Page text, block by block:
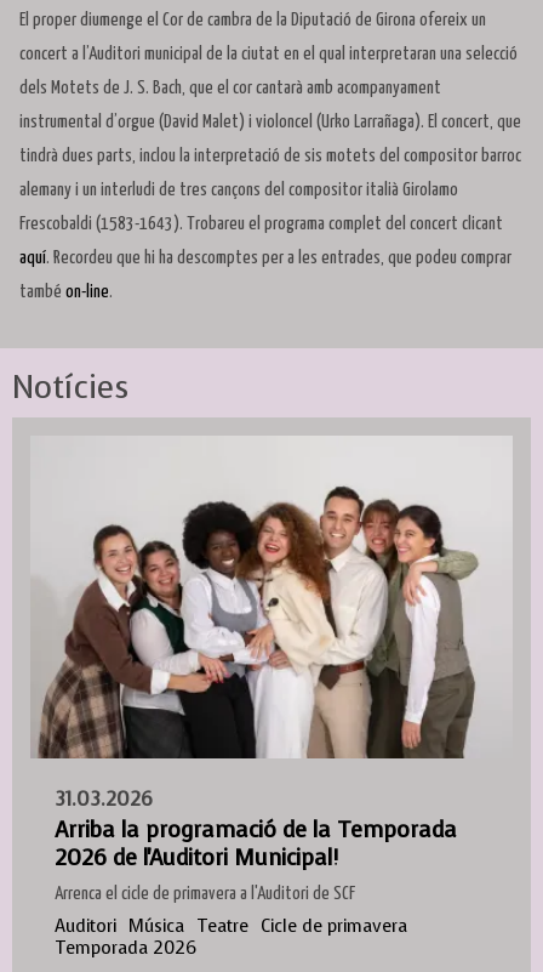
El proper diumenge el Cor de cambra de la Diputació de Girona ofereix un
concert a l’Auditori municipal de la ciutat en el qual interpretaran una selecció
dels Motets de J. S. Bach, que el cor cantarà amb acompanyament
instrumental d’orgue (David Malet) i violoncel (Urko Larrañaga). El concert, que
tindrà dues parts, inclou la interpretació de sis motets del compositor barroc
alemany i un interludi de tres cançons del compositor italià Girolamo
Frescobaldi (1583-1643). Trobareu el programa complet del concert clicant
aquí. Recordeu que hi ha descomptes per a les entrades, que podeu comprar
també on-line.
Notícies
31.03.2026
Arriba la programació de la Temporada
2026 de l'Auditori Municipal!
Arrenca el cicle de primavera a l'Auditori de SCF
Auditori Música Teatre Cicle de primavera
Temporada 2026